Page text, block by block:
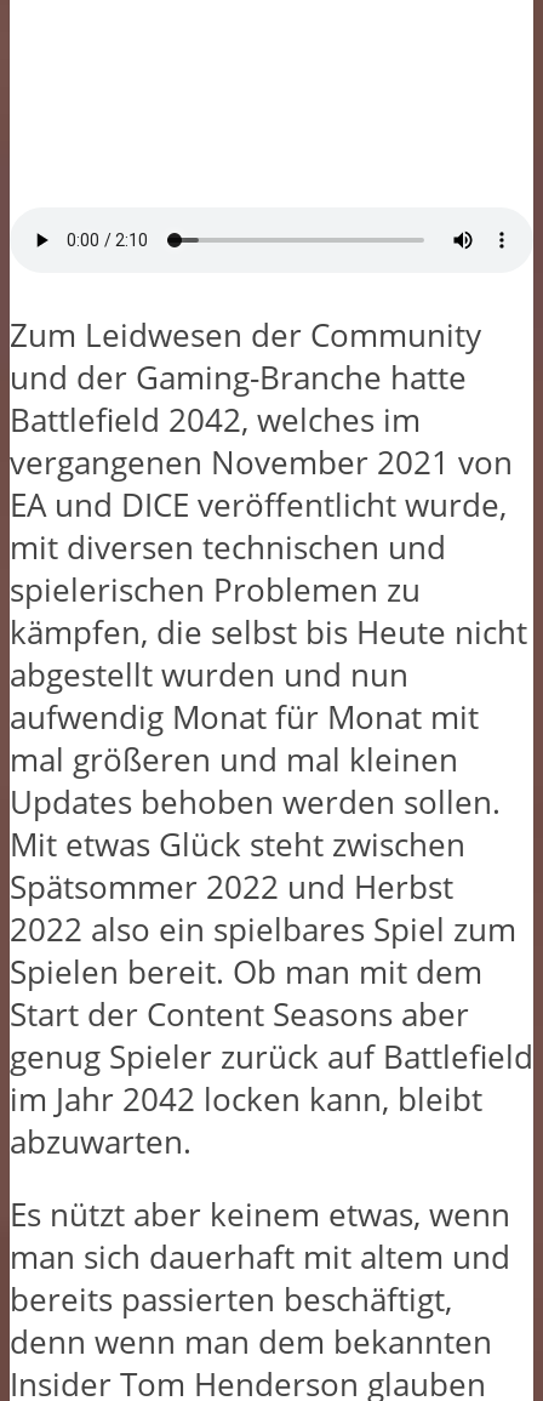
Zum Leidwesen der Community
und der Gaming-Branche hatte
Battlefield 2042, welches im
vergangenen November 2021 von
EA und DICE veröffentlicht wurde,
mit diversen technischen und
spielerischen Problemen zu
kämpfen, die selbst bis Heute nicht
abgestellt wurden und nun
aufwendig Monat für Monat mit
mal größeren und mal kleinen
Updates behoben werden sollen.
Mit etwas Glück steht zwischen
Spätsommer 2022 und Herbst
2022 also ein spielbares Spiel zum
Spielen bereit. Ob man mit dem
Start der Content Seasons aber
genug Spieler zurück auf Battlefield
im Jahr 2042 locken kann, bleibt
abzuwarten.
Es nützt aber keinem etwas, wenn
man sich dauerhaft mit altem und
bereits passierten beschäftigt,
denn wenn man dem bekannten
Insider Tom Henderson glauben